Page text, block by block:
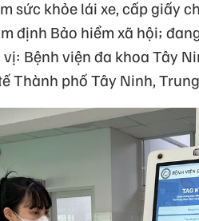
sức khỏe lái xe, cấp giấy
định Bảo hiểm xã hội;
Bệnh viện đa khoa Tây
Thành phố Tây Ninh,